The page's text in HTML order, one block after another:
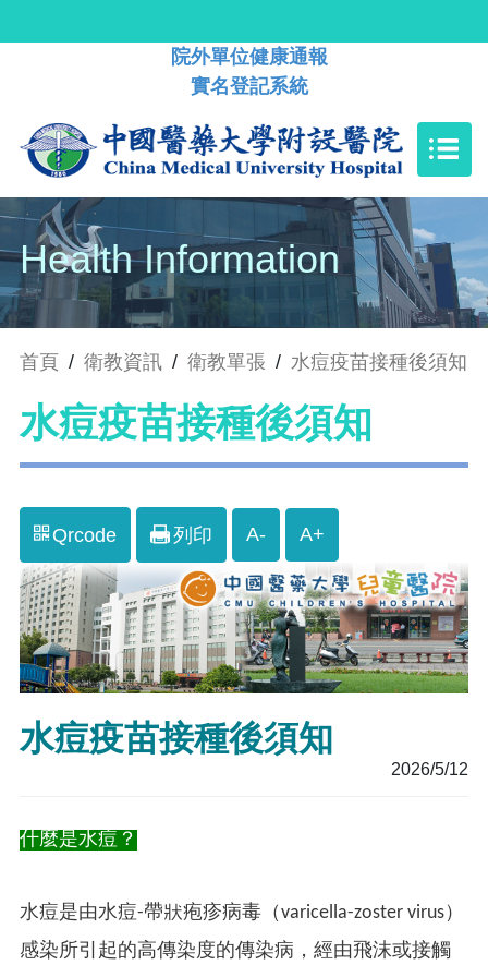
院外單位健康通報
實名登記系統
Health Information
首頁 / 衛教資訊 / 衛教單張 / 水痘疫苗接種後須知
水痘疫苗接種後須知
Qrcode 列印 A- A+
水痘疫苗接種後須知
2026/5/12
什麼是水痘？
水痘是由水痘-帶狀疱疹病毒（varicella-zoster virus）
感染所引起的高傳染度的傳染病，經由飛沫或接觸